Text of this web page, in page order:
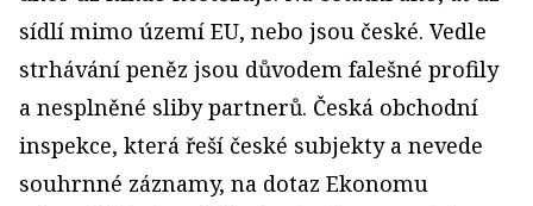
sídlí mimo území EU, nebo jsou české. Vedle
strhávání peněz jsou důvodem falešné profily
a nesplněné sliby partnerů. Česká obchodní
inspekce, která řeší české subjekty a nevede
souhrnné záznamy, na dotaz Ekonomu